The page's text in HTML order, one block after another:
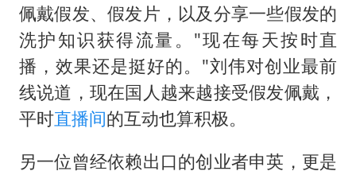
佩戴假发、假发片，以及分享一些假发的
洗护知识获得流量。"现在每天按时直
播，效果还是挺好的。"刘伟对创业最前
线说道，现在国人越来越接受假发佩戴，
平时直播间的互动也算积极。
另一位曾经依赖出口的创业者申英，更是